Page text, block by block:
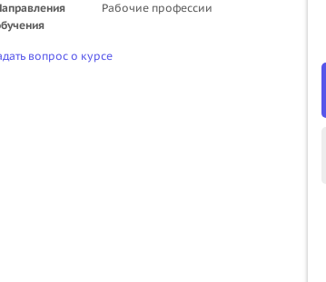
Рабочие профессии
вопрос о курсе